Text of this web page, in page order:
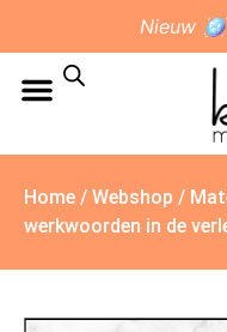
Nieuw
Home / Webshop /
werkwoorden in de